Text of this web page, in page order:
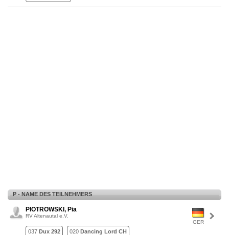
P - NAME DES TEILNEHMERS
GER
PIOTROWSKI, Pia
RV Altenautal e.V.
037 Dux 292 020 Dancing Lord CH